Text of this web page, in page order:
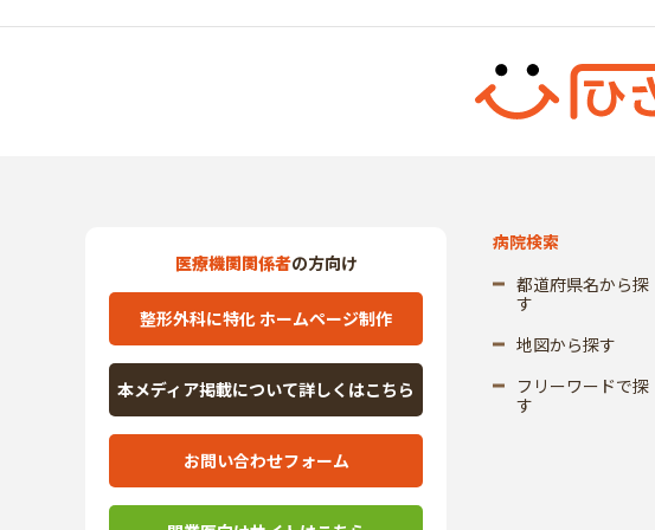
医療機関関係者の方向け
整形外科に特化 ホームページ制作
本メディア掲載について詳しくはこちら
お問い合わせフォーム
病院検索
都道府県名から探
す
地図から探す
フリーワードで探
す